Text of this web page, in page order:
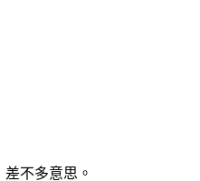
不多意思。